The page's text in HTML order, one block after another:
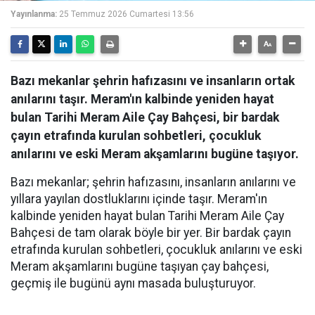
Yayınlanma: 25 Temmuz 2026 Cumartesi 13:56
Bazı mekanlar şehrin hafızasını ve insanların ortak
anılarını taşır. Meram'ın kalbinde yeniden hayat
bulan Tarihi Meram Aile Çay Bahçesi, bir bardak
çayın etrafında kurulan sohbetleri, çocukluk
anılarını ve eski Meram akşamlarını bugüne taşıyor.
Bazı mekanlar; şehrin hafızasını, insanların anılarını ve
yıllara yayılan dostluklarını içinde taşır. Meram'ın
kalbinde yeniden hayat bulan Tarihi Meram Aile Çay
Bahçesi de tam olarak böyle bir yer. Bir bardak çayın
etrafında kurulan sohbetleri, çocukluk anılarını ve eski
Meram akşamlarını bugüne taşıyan çay bahçesi,
geçmiş ile bugünü aynı masada buluşturuyor.